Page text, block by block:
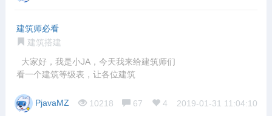
建筑师必看
建筑搭建
大家好，我是小JA，今天我来给建筑师们
看一个建筑等级表，让各位建筑
PjavaMZ 10218 67 4 2019-01-31 11:04:10